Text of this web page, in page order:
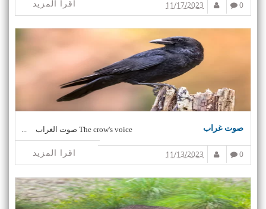
اقرا المزيد 0
11/17/2023
صوت غراب The crow's voice صوت الغراب ...
اقرا المزيد 0
11/13/2023